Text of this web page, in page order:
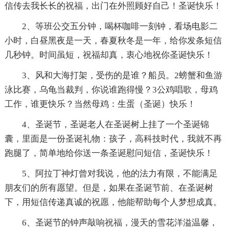
信传去我长长的祝福，出门在外照顾好自己！圣诞快乐！
2、等班公交五分钟，喝杯咖啡一刻钟，看场电影二
小时，白昼黑夜是一天，春夏秋冬是一年，给你发条短信
几秒钟。时间虽短，祝福却真，衷心地祝你圣诞快乐！
3、风和大海打架，受伤的是谁？船员。2螃蟹和鱼游
泳比赛，乌龟当裁判，你说谁跑得慢？3公鸡唱歌，母鸡
工作，谁更快乐？当然母鸡：生蛋（圣诞）快乐！
4、圣诞节，圣诞老人在圣诞树上挂了一个圣诞锦
囊，里面是一份圣诞礼物：孩子，高科技时代，我就不再
跑腿了，简单地给你送一条圣诞慰问短信，圣诞快乐！
5、阿拉丁神灯曾对我说，他的法力有限，不能满足
朋友们的所有愿望。但是，如果在圣诞节前、在圣诞树
下，用短信传递真诚的祝愿，他能帮助每个人梦想成真。
6、圣诞节的钟声敲响祝福，漫天的雪花洋溢温馨，